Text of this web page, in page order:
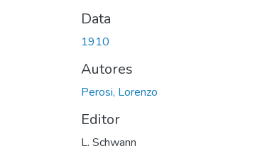
Data
1910
Autores
Perosi, Lorenzo
Editor
L. Schwann